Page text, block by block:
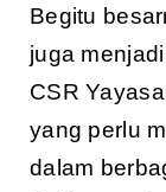
Begitu
juga
CSR
yang perlu
dalam